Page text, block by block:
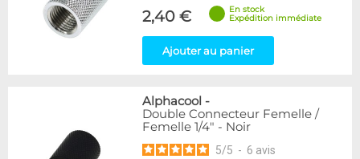
2,40 €
En stock
Expédition immédiate
Ajouter au panier
Alphacool -
Double Connecteur Femelle /
Femelle 1/4" - Noir
5/5 - 6 avis